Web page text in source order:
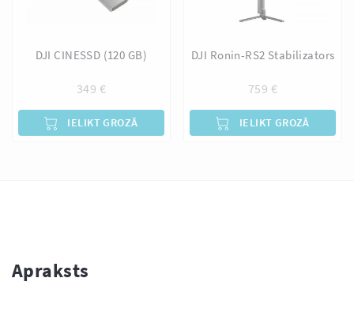
DJI CINESSD (120 GB)
349 €
IELIKT GROZĀ
DJI Ronin-RS2 Stabilizators
759 €
IELIKT GROZĀ
Apraksts